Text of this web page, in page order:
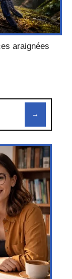
araignées